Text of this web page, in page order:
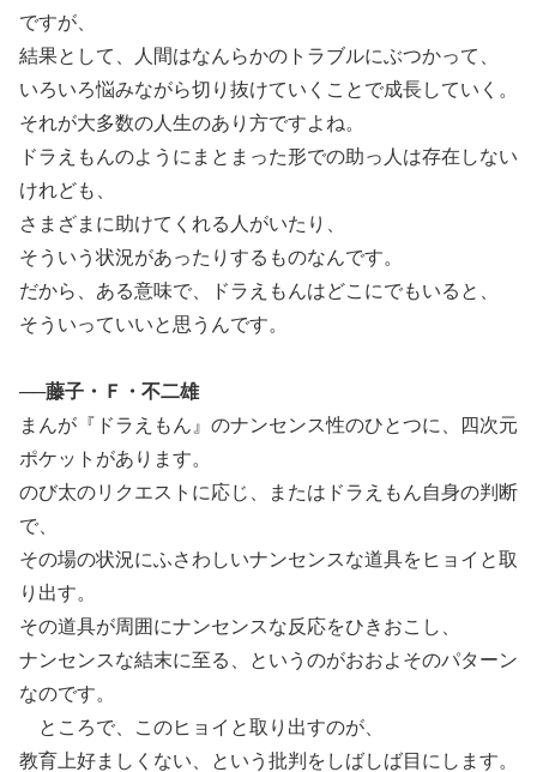
ですが、
結果として、人間はなんらかのトラブルにぶつかって、
いろいろ悩みながら切り抜けていくことで成長していく。
それが大多数の人生のあり方ですよね。
ドラえもんのようにまとまった形での助っ人は存在しない
けれども、
さまざまに助けてくれる人がいたり、
そういう状況があったりするものなんです。
だから、ある意味で、ドラえもんはどこにでもいると、
そういっていいと思うんです。
──藤子・Ｆ・不二雄
まんが『ドラえもん』のナンセンス性のひとつに、四次元
ポケットがあります。
のび太のリクエストに応じ、またはドラえもん自身の判断
で、
その場の状況にふさわしいナンセンスな道具をヒョイと取
り出す。
その道具が周囲にナンセンスな反応をひきおこし、
ナンセンスな結末に至る、というのがおおよそのパターン
なのです。
ところで、このヒョイと取り出すのが、
教育上好ましくない、という批判をしばしば目にします。